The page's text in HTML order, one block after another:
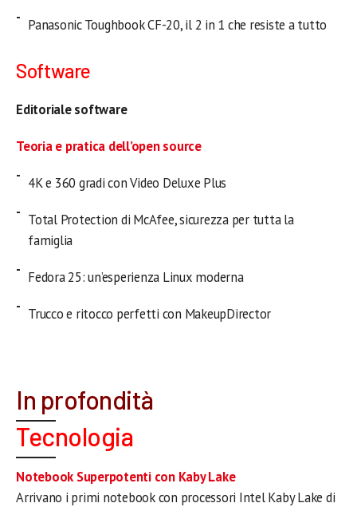
Panasonic Toughbook CF-20, il 2 in 1 che resiste a tutto
Software
Editoriale software
Teoria e pratica dell’open source
4K e 360 gradi con Video Deluxe Plus
Total Protection di McAfee, sicurezza per tutta la
famiglia
Fedora 25: un’esperienza Linux moderna
Trucco e ritocco perfetti con MakeupDirector
In profondità
Tecnologia
Notebook Superpotenti con Kaby Lake
Arrivano i primi notebook con processori Intel Kaby Lake di